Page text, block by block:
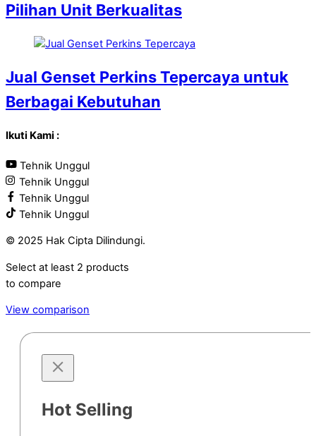
Pilihan Unit Berkualitas
Jual Genset Perkins Tepercaya untuk
Berbagai Kebutuhan
Ikuti Kami :
Tehnik Unggul
Tehnik Unggul
Tehnik Unggul
Tehnik Unggul
© 2025 Hak Cipta Dilindungi.
Select at least 2 products
to compare
View comparison
Hot Selling